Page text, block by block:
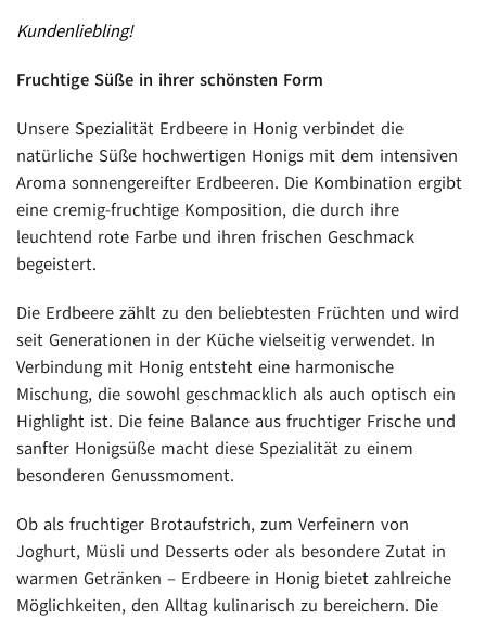
Kundenliebling!
Fruchtige Süße in ihrer schönsten Form
Unsere Spezialität Erdbeere in Honig verbindet die
natürliche Süße hochwertigen Honigs mit dem intensiven
Aroma sonnengereifter Erdbeeren. Die Kombination ergibt
eine cremig-fruchtige Komposition, die durch ihre
leuchtend rote Farbe und ihren frischen Geschmack
begeistert.
Die Erdbeere zählt zu den beliebtesten Früchten und wird
seit Generationen in der Küche vielseitig verwendet. In
Verbindung mit Honig entsteht eine harmonische
Mischung, die sowohl geschmacklich als auch optisch ein
Highlight ist. Die feine Balance aus fruchtiger Frische und
sanfter Honigsüße macht diese Spezialität zu einem
besonderen Genussmoment.
Ob als fruchtiger Brotaufstrich, zum Verfeinern von
Joghurt, Müsli und Desserts oder als besondere Zutat in
warmen Getränken – Erdbeere in Honig bietet zahlreiche
Möglichkeiten, den Alltag kulinarisch zu bereichern. Die